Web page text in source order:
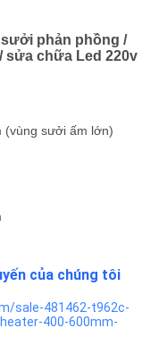
sưởi phản phồng /
sửa chữa Led 220v
(vùng sưởi ấm lớn)
của chúng tôi
sale-481462-t962c-
400-600mm-